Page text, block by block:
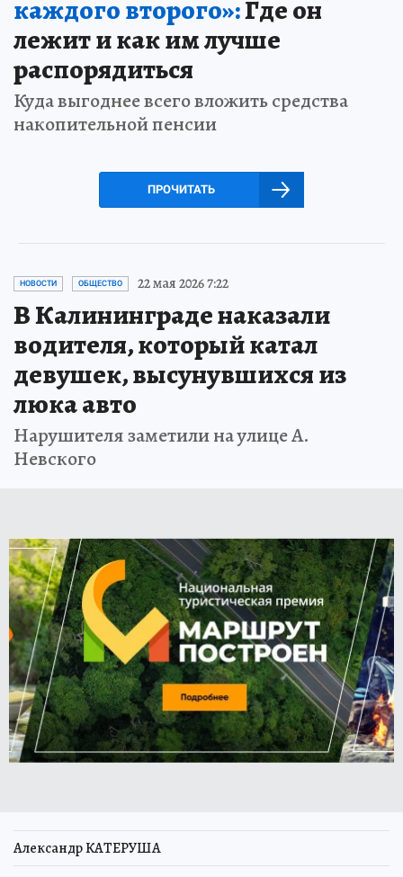
каждого второго»:Где он
лежит и как им лучше
распорядиться
Куда выгоднее всего вложить средства
накопительной пенсии
ПРОЧИТАТЬ
НОВОСТИ ОБЩЕСТВО 22 мая 2026 7:22
В Калининграде наказали
водителя, который катал
девушек, высунувшихся из
люка авто
Нарушителя заметили на улице А.
Невского
Александр КАТЕРУША